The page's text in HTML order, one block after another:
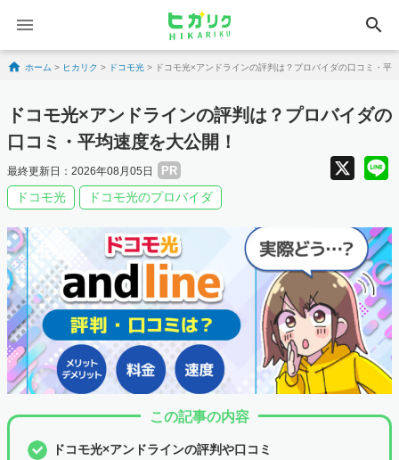
search
Skip to content
ホーム > ヒカリク > ドコモ光 > ドコモ光×アンドラインの評判は？プロバイダの口コミ・平
ドコモ光×アンドラインの評判は？プロバイダの
口コミ・平均速度を大公開！
最終更新日：2026年08月05日 PR X
ドコモ光 ドコモ光のプロバイダ
この記事の内容
ドコモ光×アンドラインの評判や口コミ